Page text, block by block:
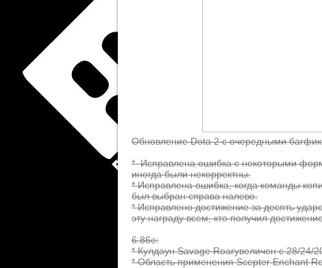
Обновление Dota 2 с очередными
* Исправлена ошибка с некоторыми
иногда были некорректны.
* Исправлена ошибка, когда команды
был выбран справа налево.
* Исправлено достижение за десять
эту награду всем, кто получил
6.86e:
* Кулдаун Savage Roarувеличен с 28/24/
* Область применения Scepter Enchant